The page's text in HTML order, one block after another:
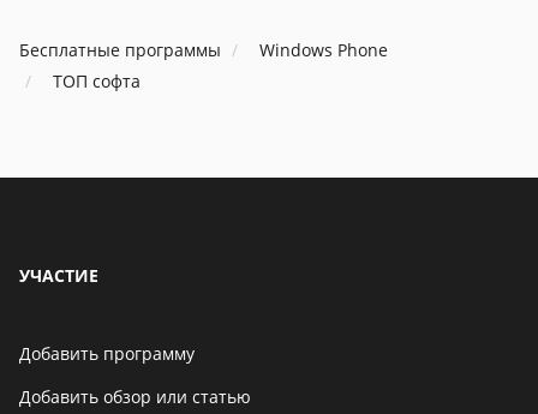
Бесплатные программы
Windows Phone
ТОП софта
УЧАСТИЕ
Добавить программу
Добавить обзор или статью